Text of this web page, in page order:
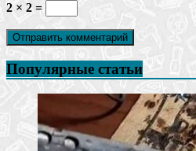
2 × 2 =
Популярные статьи